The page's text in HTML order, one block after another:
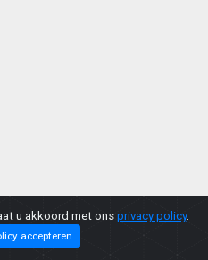
|Privacy Policy
u akkoord met ons privacy policy.
accepteren